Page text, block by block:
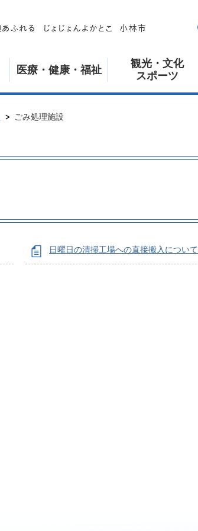
医療・健康・福祉
観光・文化
スポーツ
ごみ処理施設
日曜日の清掃工場への直接搬入について